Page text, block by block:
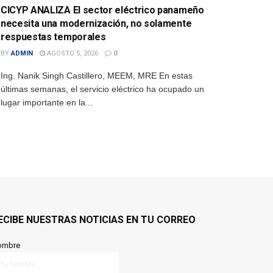
CICYP ANALIZA El sector eléctrico panameño
necesita una modernización, no solamente
respuestas temporales
BY ADMIN AGOSTO 5, 2026 0
Ing. Nanik Singh Castillero, MEEM, MRE En estas
últimas semanas, el servicio eléctrico ha ocupado un
lugar importante en la...
NUESTRAS NOTICIAS EN TU CORREO